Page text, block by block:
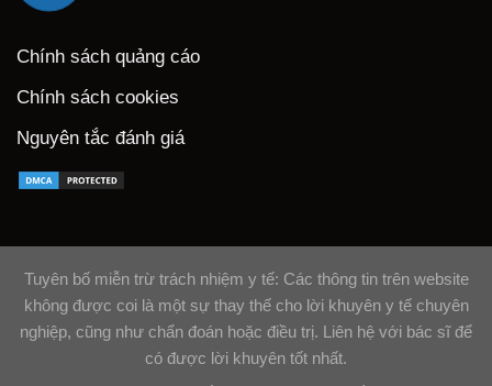
Chính sách quảng cáo
Chính sách cookies
Nguyên tắc đánh giá
Tuyên bố miễn trừ trách nhiệm y tế: Các thông tin trên website
không được coi là một sự thay thế cho lời khuyên y tế chuyên
nghiệp, cũng như chẩn đoán hoặc điều trị. Liên hệ với bác sĩ để
có được lời khuyên tốt nhất.